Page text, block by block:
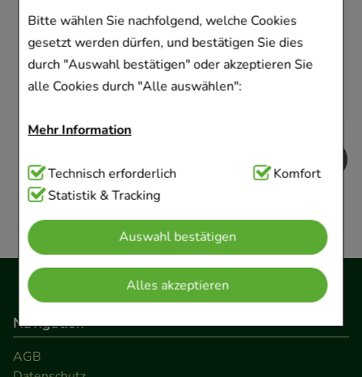
Bitte wählen Sie nachfolgend, welche Cookies
gesetzt werden dürfen, und bestätigen Sie dies
durch "Auswahl bestätigen" oder akzeptieren Sie
alle Cookies durch "Alle auswählen":
Mehr Information
Technisch Notwendig:Hierbei handelt es sich um
Cookies, die für die Grundfunktionen unserer
Website notwendig sind (z.B. Navigation,
Warenkorb, Kundenkonto), weshalb auf diese nicht
verzichtet werden kann.
Komfort:Diese Cookies werden genutzt um das
Einkaufserlebnis noch ansprechender zu gestalten,
beispielsweise für die Wiedererkennung des
Besuchers oder unsere Seite an bevorzugte
Technisch erforderlich
Komfort
Statistik & Tracking
Auswahl bestätigen
Alles akzeptieren
19,99 €¹
AVP:29,99 €²
0,50 €pro 1 Stk
Navigation
AGB